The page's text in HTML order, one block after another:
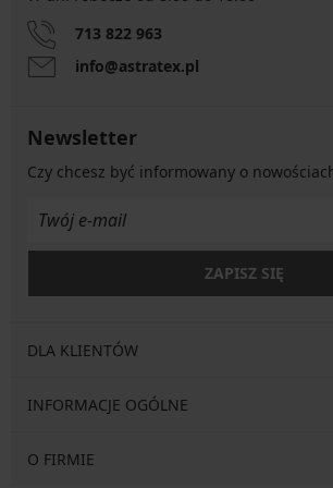
713 822 963
info@astratex.pl
Newsletter
Czy chcesz być informowany o
ZAPISZ SIĘ
DLA KLIENTÓW
INFORMACJE OGÓLNE
O FIRMIE